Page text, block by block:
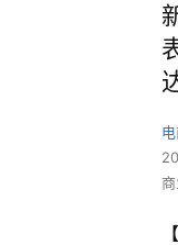
【